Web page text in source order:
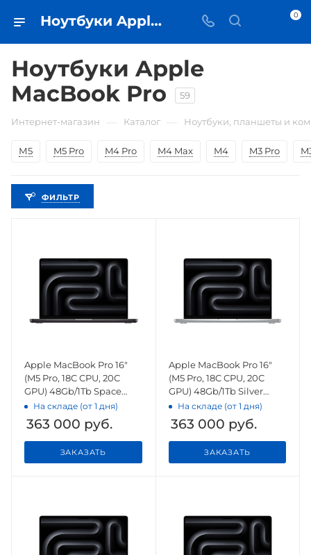
Ноутбуки Apple MacBook Pro • купить ноутбук в Самаре - iЧехол 0
Ноутбуки Apple
MacBook Pro
59
Интернет-магазин Каталог Ноутбуки, планшеты и
М5 M5 Pro M4 Pro M4 Max M4 M3 Pro
ФИЛЬТР
Apple MacBook Pro 16"
(M5 Pro, 18C CPU, 20C
GPU) 48Gb/1Tb Space
Black (MGEC4)
На складе (от 1 дня)
363 000 руб.
ЗАКАЗАТЬ
Apple MacBook Pro 16"
(M5 Pro, 18C CPU, 20C
GPU) 48Gb/1Tb Silver
(MGE64)
На складе (от 1 дня)
363 000 руб.
ЗАКАЗАТЬ